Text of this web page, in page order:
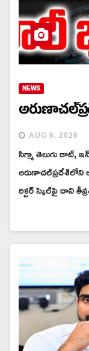
NEWS
AUG 6, 2026
సిగ్మా తెలుగు డాట్,
అరుణాచల్‌ప్రదేశ్‌లోని
రిక్టర్ స్కెల్‌పై దాని